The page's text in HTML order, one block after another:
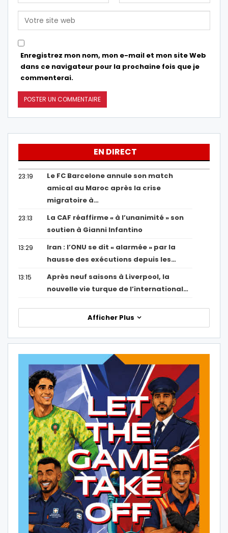
Enregistrez mon nom, mon e-mail et mon site Web
dans ce navigateur pour la prochaine fois que je
commenterai.
EN DIRECT
23:19
Le FC Barcelone annule son match
amical au Maroc après la crise
migratoire à…
23:13
La CAF réaffirme « à l’unanimité » son
soutien à Gianni Infantino
13:29
Iran : l’ONU se dit « alarmée » par la
hausse des exécutions depuis les…
13:15
Après neuf saisons à Liverpool, la
nouvelle vie turque de l’international…
Afficher Plus